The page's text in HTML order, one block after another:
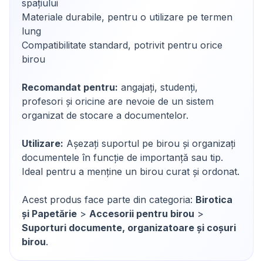
spațiului
Materiale durabile, pentru o utilizare pe termen
lung
Compatibilitate standard, potrivit pentru orice
birou
Recomandat pentru: angajați, studenți,
profesori și oricine are nevoie de un sistem
organizat de stocare a documentelor.
Utilizare: Așezați suportul pe birou și organizați
documentele în funcție de importanță sau tip.
Ideal pentru a menține un birou curat și ordonat.
Acest produs face parte din categoria: Birotica
și Papetărie > Accesorii pentru birou >
Suporturi documente, organizatoare și coșuri
birou.